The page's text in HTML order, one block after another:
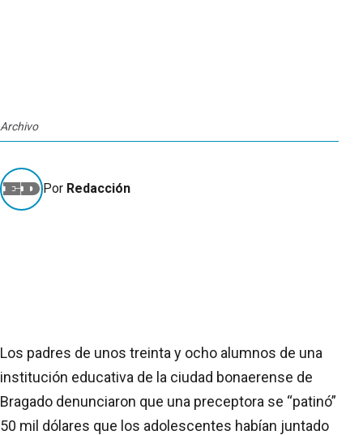
Archivo
Por Redacción
Los padres de unos treinta y ocho alumnos de una
institución educativa de la ciudad bonaerense de
Bragado denunciaron que una preceptora se “patinó”
50 mil dólares que los adolescentes habían juntado